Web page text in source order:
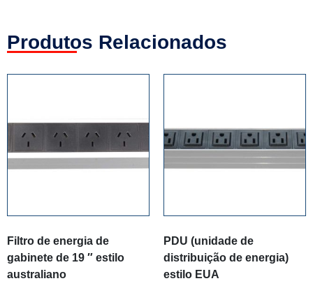
Produtos Relacionados
Filtro de energia de
gabinete de 19 ″ estilo
australiano
PDU (unidade de
distribuição de energia)
estilo EUA